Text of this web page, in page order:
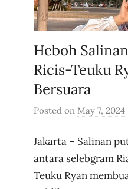
Heboh
Ricis-Teuku
Bersuara
Posted onMay 7, 2024
Jakarta – Salinan
antara selebgram
Teuku Ryan